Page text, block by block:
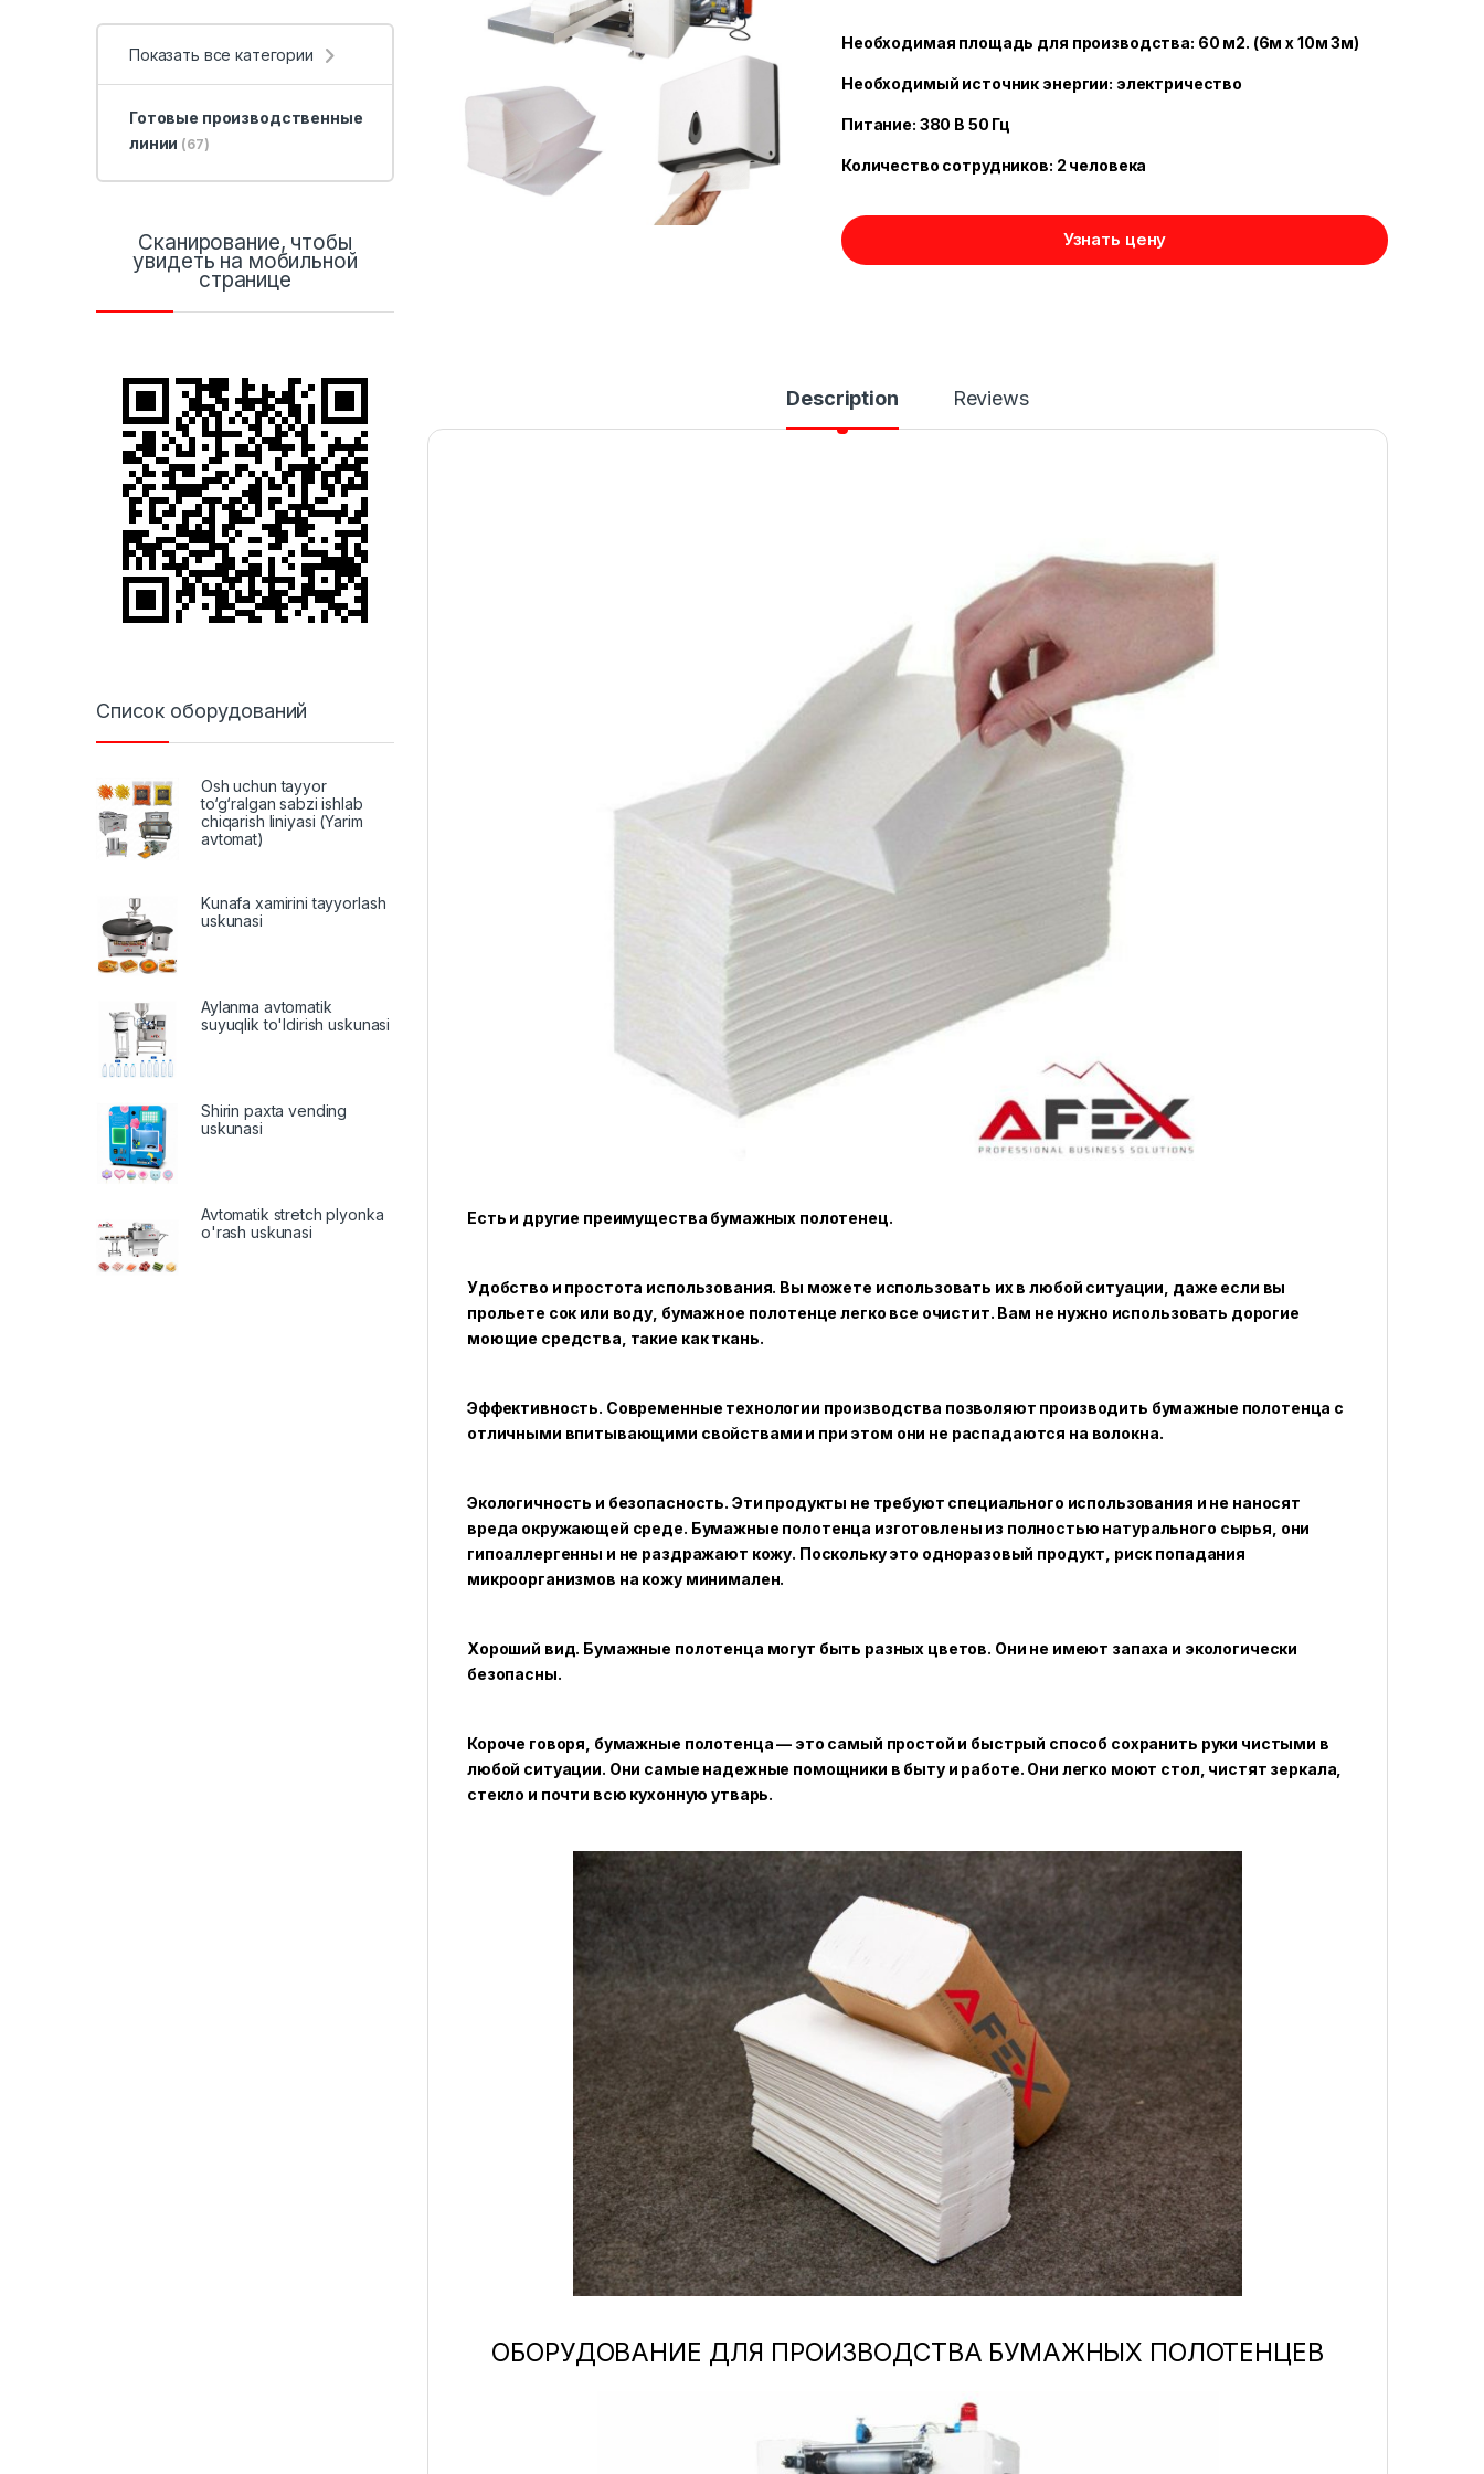
Необходимая площадь для производства: 60 ​​м2. (6м х 10м 3м)
Необходимый источник энергии: электричество
Питание: 380 В 50 Гц
Количество сотрудников: 2 человека
Узнать цену
Description Reviews
Есть и другие преимущества бумажных полотенец.
Удобство и простота использования. Вы можете использовать их в любой ситуации, даже если вы
прольете сок или воду, бумажное полотенце легко все очистит. Вам не нужно использовать дорогие
моющие средства, такие как ткань.
Эффективность. Современные технологии производства позволяют производить бумажные полотенца с
отличными впитывающими свойствами и при этом они не распадаются на волокна.
Экологичность и безопасность. Эти продукты не требуют специального использования и не наносят
вреда окружающей среде. Бумажные полотенца изготовлены из полностью натурального сырья, они
гипоаллергенны и не раздражают кожу. Поскольку это одноразовый продукт, риск попадания
микроорганизмов на кожу минимален.
Хороший вид. Бумажные полотенца могут быть разных цветов. Они не имеют запаха и экологически
безопасны.
Короче говоря, бумажные полотенца — это самый простой и быстрый способ сохранить руки чистыми в
любой ситуации. Они самые надежные помощники в быту и работе. Они легко моют стол, чистят зеркала,
стекло и почти всю кухонную утварь.
ОБОРУДОВАНИЕ ДЛЯ ПРОИЗВОДСТВА БУМАЖНЫХ ПОЛОТЕНЦЕВ
Показать все категории
Готовые производственные
линии (67)
Сканирование, чтобы
увидеть на мобильной
странице
Список оборудований
Osh uchun tayyor
to‘g‘ralgan sabzi ishlab
chiqarish liniyasi (Yarim
avtomat)
Kunafa xamirini tayyorlash
uskunasi
Aylanma avtomatik
suyuqlik to'ldirish uskunasi
Shirin paxta vending
uskunasi
Avtomatik stretch plyonka
o'rash uskunasi